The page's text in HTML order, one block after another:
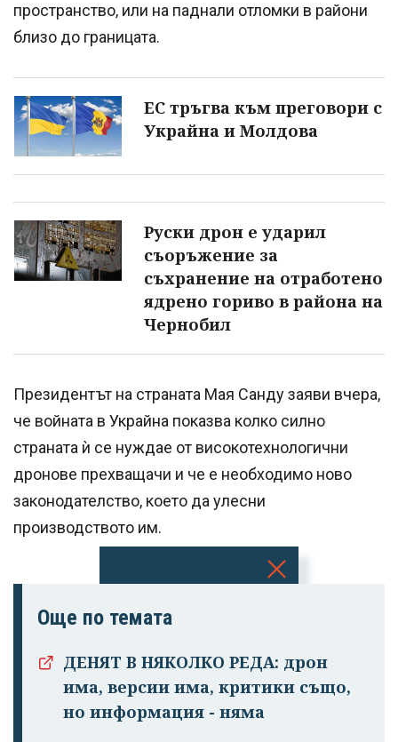
излязохте от
профила си!
пространство, или на паднали отломки в райони
близо до границата.
ЕС тръгва към преговори с
Украйна и Молдова
Руски дрон е ударил
съоръжение за
съхранение на отработено
ядрено гориво в района на
Чернобил
Президентът на страната Мая Санду заяви вчера,
че войната в Украйна показва колко силно
страната ѝ се нуждае от високотехнологични
дронове прехващачи и че е необходимо ново
законодателство, което да улесни
производството им.
Още по темата
ДЕНЯТ В НЯКОЛКО РЕДА: дрон
има, версии има, критики също,
но информация - няма